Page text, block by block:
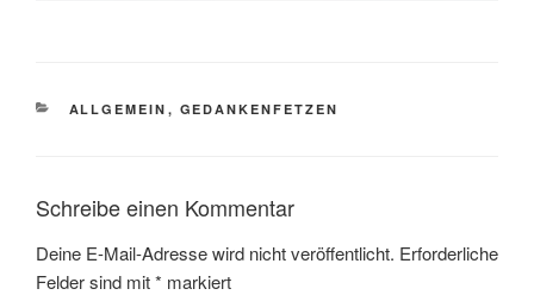
KATEGORIEN
ALLGEMEIN , GEDANKENFETZEN
Schreibe einen Kommentar
Deine E-Mail-Adresse wird nicht veröffentlicht. Erforderliche
Felder sind mit* markiert